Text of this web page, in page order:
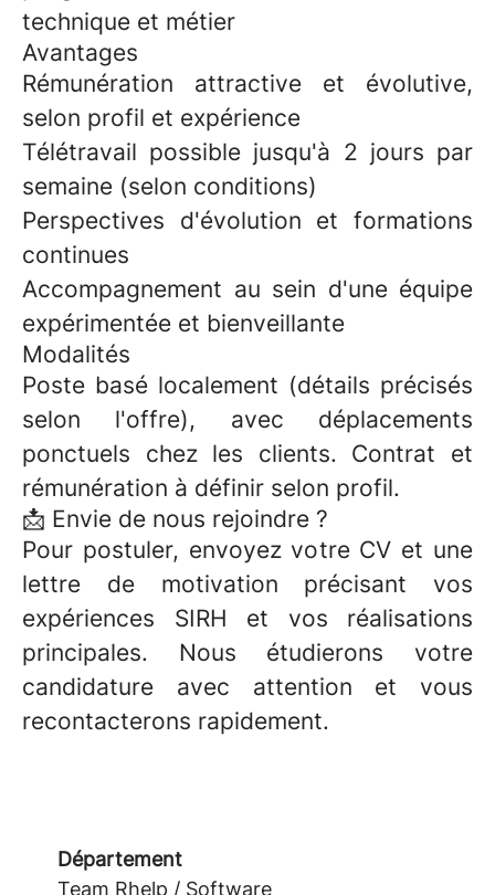
technique et métier
Avantages
Rémunération attractive et évolutive,
selon profil et expérience
Télétravail possible jusqu'à 2 jours par
semaine (selon conditions)
Perspectives d'évolution et formations
continues
Accompagnement au sein d'une équipe
expérimentée et bienveillante
Modalités
Poste basé localement (détails précisés
selon l'offre), avec déplacements
ponctuels chez les clients. Contrat et
rémunération à définir selon profil.
📩 Envie de nous rejoindre ?
Pour postuler, envoyez votre CV et une
lettre de motivation précisant vos
expériences SIRH et vos réalisations
principales. Nous étudierons votre
candidature avec attention et vous
recontacterons rapidement.
Département
Team Rhelp / Software